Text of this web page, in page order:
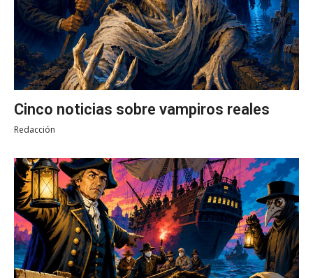
Cinco noticias sobre vampiros reales
Redacción